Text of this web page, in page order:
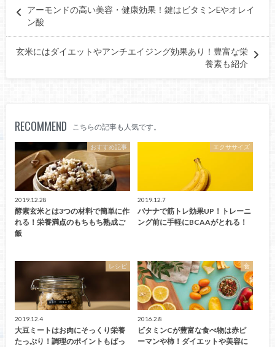
アーモンドの高い美容・健康効果！鍵はビタミンEやオレイ
ン酸
玄米にはダイエットやアンチエイジング効果あり！豊富な栄
養素も紹介
RECOMMEND こちらの記事も人気です。
おすすめ記事
2019.12.28
酵素玄米とは3つの材料で簡単に作
れる！栄養満点のもちもち熟成ご
飯
エクササイズ
2019.12.7
バナナで筋トレ効果UP！トレーニ
ング前に手軽にBCAAがとれる！
レシピ
2019.12.4
大豆ミートはお肉にそっくり栄養
たっぷり！調理のポイントもばっ
食
2016.2.8
ビタミンCが豊富な食べ物は赤ピ
ーマンや柿！ダイエットや美容に